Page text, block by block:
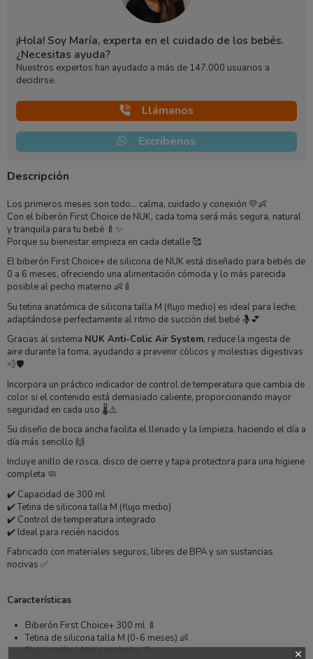
¡Hola! Soy María, experta en el cuidado de los bebés.
¿Necesitas ayuda?
Nuestros expertos han ayudado a más de 147.000 usuarios a
decidirse.
Llámanos
Escríbenos
Descripción
Los primeros meses son todo… calma, cuidado y conexión 💛👶
Con el biberón First Choice de NUK, cada toma será más segura, natural
y tranquila para tu bebé 🍼✨
Porque su bienestar empieza en cada detalle 🥰
El biberón First Choice+ de silicona de NUKestá diseñado para bebés de
0 a 6 meses, ofreciendo una alimentación cómoda y lo más parecida
posible al pecho materno 👶🍼
Su tetina anatómica de silicona talla M (flujo medio) es ideal para leche,
adaptándose perfectamente al ritmo de succión del bebé 🤱💕
Gracias al sistema NUK Anti-Colic Air System, reduce la ingesta de
aire durante la toma, ayudando a prevenir cólicos y molestias digestivas
💨🛡️
Incorpora un práctico indicador de control de temperatura que cambia de
color si el contenido está demasiado caliente, proporcionando mayor
seguridad en cada uso 🌡️⚠️
Su diseño de boca ancha facilita el llenado y la limpieza, haciendo el día a
día más sencillo 🙌
Incluye anillo de rosca, disco de cierre y tapa protectora para una higiene
completa 🧼
✔️ Capacidad de 300 ml
✔️ Tetina de silicona talla M (flujo medio)
✔️ Control de temperatura integrado
✔️ Ideal para recién nacidos
Fabricado con materiales seguros, libres de BPA y sin sustancias
nocivas ✅
Características
Biberón First Choice+ 300 ml 🍼
Tetina de silicona talla M (0-6 meses) 👶
Flujo medio ideal para leche 🥛